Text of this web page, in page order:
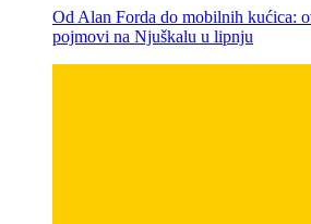
Od Alan Forda do mobilnih kućica:
pojmovi na Njuškalu u lipnju